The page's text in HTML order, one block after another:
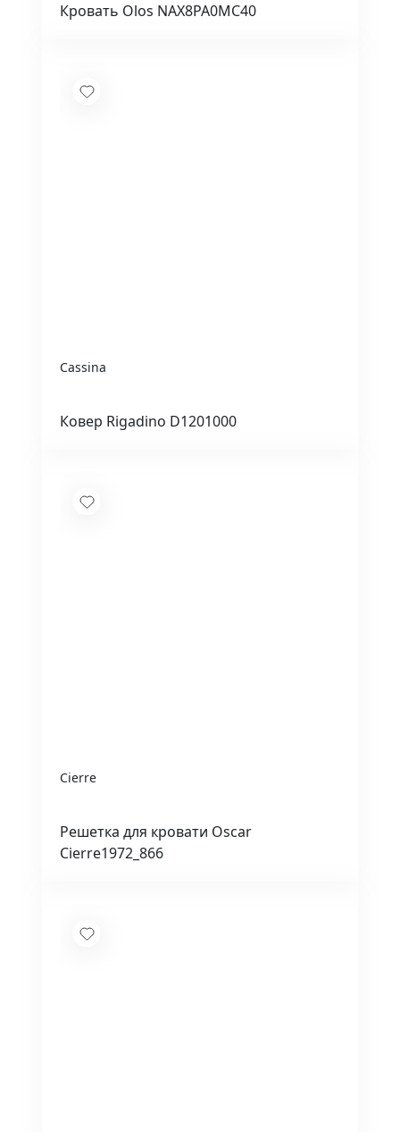
Кровать Olos NAX8PA0MC40
Cassina
Ковер Rigadino D1201000
Cierre
Решетка для кровати Oscar
Cierre1972_866